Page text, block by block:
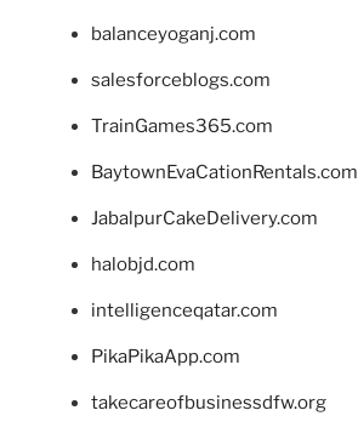
balanceyoganj.com
salesforceblogs.com
TrainGames365.com
BaytownEvaCationRentals.com
JabalpurCakeDelivery.com
halobjd.com
intelligenceqatar.com
PikaPikaApp.com
takecareofbusinessdfw.org